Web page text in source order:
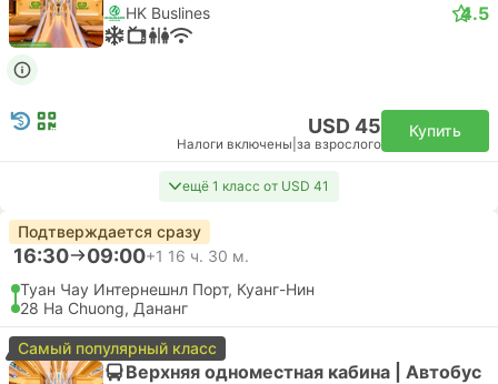
HK Buslines 4.5
USD 45
Налоги включены за взрослого
Купить
ещё 1 класс от USD 41
Подтверждается сразу
16:30 09:00+1 16 ч. 30 м.
Туан Чау Интернешнл Порт, Куанг-Нин
28 Ha Chuong, Дананг
Самый популярный класс
Верхняя одноместная кабина | Автобус